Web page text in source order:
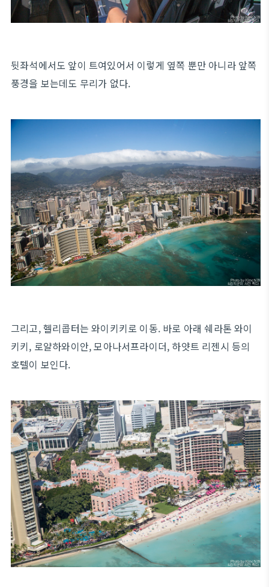
뒷좌석에서도 앞이 트여있어서 이렇게 옆쪽 뿐만 아니라 앞쪽
풍경을 보는데도 무리가 없다.
그리고, 헬리콥터는 와이키키로 이동. 바로 아래 쉐라톤 와이
키키, 로얄하와이안, 모아나서프라이더, 하얏트 리젠시 등의
호텔이 보인다.